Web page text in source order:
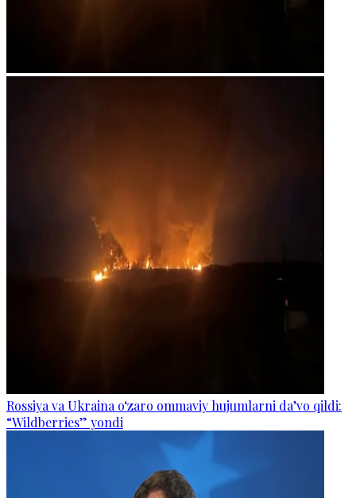
Rossiya va Ukraina o‘zaro ommaviy hujumlarni da’vo qildi:
“Wildberries” yondi